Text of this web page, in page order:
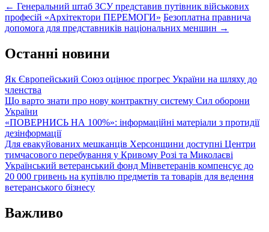
Post
navigation
← Генеральний штаб ЗСУ представив путівник військових
професій «Архітектори ПЕРЕМОГИ» Безоплатна правнича
допомога для представників національних меншин →
Останні новини
Як Європейський Союз оцінює прогрес України на шляху до
членства
Що варто знати про нову контрактну систему Сил оборони
України
«ПОВЕРНИСЬ НА 100%»: інформаційні матеріали з протидії
дезінформації
Для евакуйованих мешканців Херсонщини доступні Центри
тимчасового перебування у Кривому Розі та Миколаєві
Український ветеранський фонд Мінветеранів компенсує до
20 000 гривень на купівлю предметів та товарів для ведення
ветеранського бізнесу
Важливо